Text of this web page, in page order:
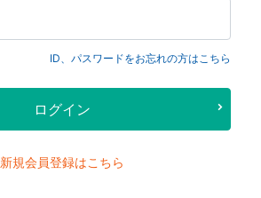
ID、パスワードをお忘れの方はこちら
新規会員登録はこちら